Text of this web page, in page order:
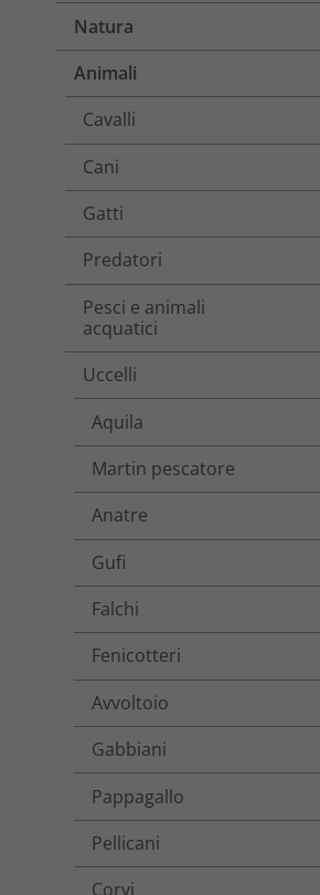
Natura
Animali
Cavalli
Cani
Gatti
Predatori
Pesci e animali
acquatici
Uccelli
Aquila
Martin pescatore
Anatre
Gufi
Falchi
Fenicotteri
Avvoltoio
Gabbiani
Pappagallo
Pellicani
Corvi